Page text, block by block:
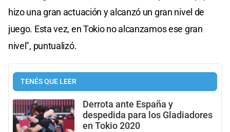
hizo una gran actuación y alcanzó un gran nivel de
juego. Esta vez, en Tokio no alcanzamos ese gran
nivel", puntualizó.
TENÉS QUE LEER
Derrota ante España y
despedida para los Gladiadores
en Tokio 2020